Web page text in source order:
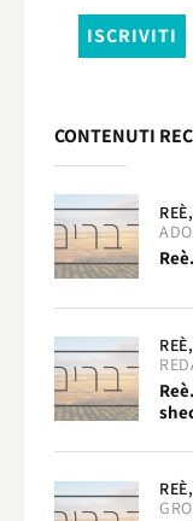
CONTENUTI
REÈ,
REÈ,
REÈ,